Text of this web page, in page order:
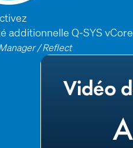
additionnelle Q-SYS vCore
/ Reflect